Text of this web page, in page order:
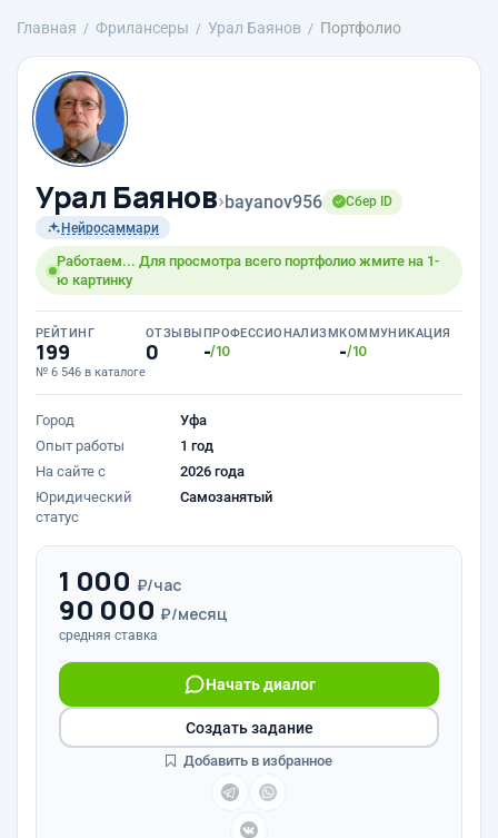
Главная Фрилансеры Урал Баянов Портфолио
Урал Баянов›bayanov956
Сбер ID
Нейросаммари
Работаем... Для просмотра всего портфолио жмите на 1-
ю картинку
РЕЙТИНГ
199
№ 6 546 в каталоге
ОТЗЫВЫ
0
ПРОФЕССИОНАЛИЗМ
-/10
КОММУНИКАЦИЯ
-/10
Город
Уфа
Опыт работы
1 год
На сайте с
2026 года
Юридический
статус
Самозанятый
1 000 ₽/час
90 000 ₽/месяц
средняя ставка
Начать диалог
Создать задание
Добавить в избранное